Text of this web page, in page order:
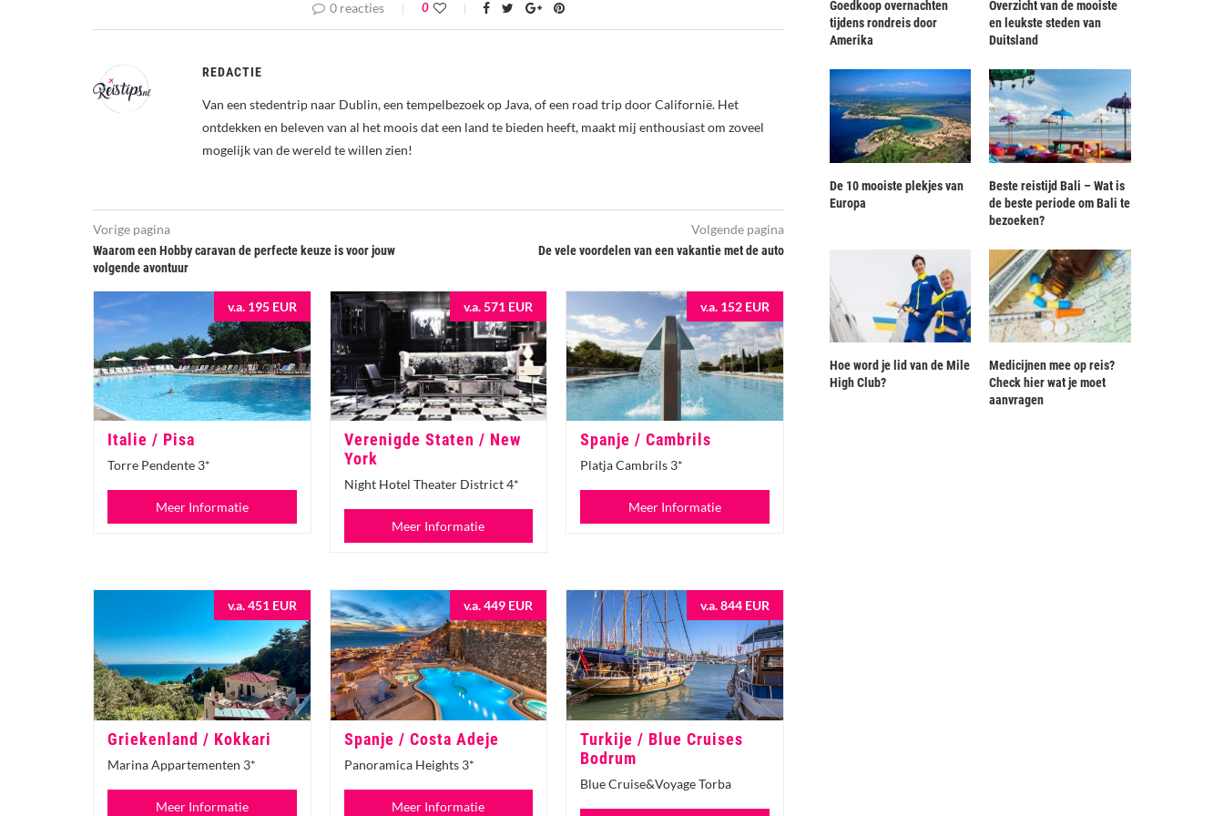
0 reacties 0
REDACTIE
Van een stedentrip naar Dublin, een tempelbezoek op Java, of een road trip door Californië. Het
ontdekken en beleven van al het moois dat een land te bieden heeft, maakt mij enthousiast om zoveel
mogelijk van de wereld te willen zien!
Vorige pagina
Waarom een Hobby caravan de perfecte keuze is voor jouw
volgende avontuur
Volgende pagina
De vele voordelen van een vakantie met de auto
v.a. 195 EUR
Italie / Pisa
Torre Pendente 3*
Meer Informatie
v.a. 571 EUR
Verenigde Staten / New
York
Night Hotel Theater District 4*
Meer Informatie
v.a. 152 EUR
Spanje / Cambrils
Platja Cambrils 3*
Meer Informatie
v.a. 451 EUR
Griekenland / Kokkari
Marina Appartementen 3*
Meer Informatie
v.a. 449 EUR
Spanje / Costa Adeje
Panoramica Heights 3*
Meer Informatie
v.a. 844 EUR
Turkije / Blue Cruises
Bodrum
Blue Cruise&Voyage Torba
Goedkoop overnachten
tijdens rondreis door
Amerika
Overzicht van de mooiste
en leukste steden van
Duitsland
De 10 mooiste plekjes van
Europa
Beste reistijd Bali – Wat is
de beste periode om Bali te
bezoeken?
Hoe word je lid van de Mile
High Club?
Medicijnen mee op reis?
Check hier wat je moet
aanvragen